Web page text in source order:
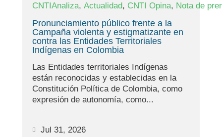
CNTIAnaliza, Actualidad, CNTI Opina, Nota de
Pronunciamiento público frente a la
Campaña violenta y estigmatizante en
contra las Entidades Territoriales
Indígenas en Colombia
Las Entidades territoriales Indígenas
están reconocidas y establecidas en la
Constitución Política de Colombia, como
expresión de autonomía, como...
Jul 31, 2026